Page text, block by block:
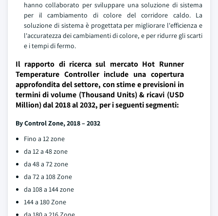
hanno collaborato per sviluppare una soluzione di sistema
per il cambiamento di colore del corridore caldo. La
soluzione di sistema è progettata per migliorare l'efficienza e
l'accuratezza dei cambiamenti di colore, e per ridurre gli scarti
e i tempi di fermo.
Il rapporto di ricerca sul mercato Hot Runner
Temperature Controller include una copertura
approfondita del settore, con stime e previsioni in
termini di volume (Thousand Units) & ricavi (USD
Million) dal 2018 al 2032, per i seguenti segmenti:
By Control Zone, 2018 – 2032
Fino a 12 zone
da 12 a 48 zone
da 48 a 72 zone
da 72 a 108 Zone
da 108 a 144 zone
144 a 180 Zone